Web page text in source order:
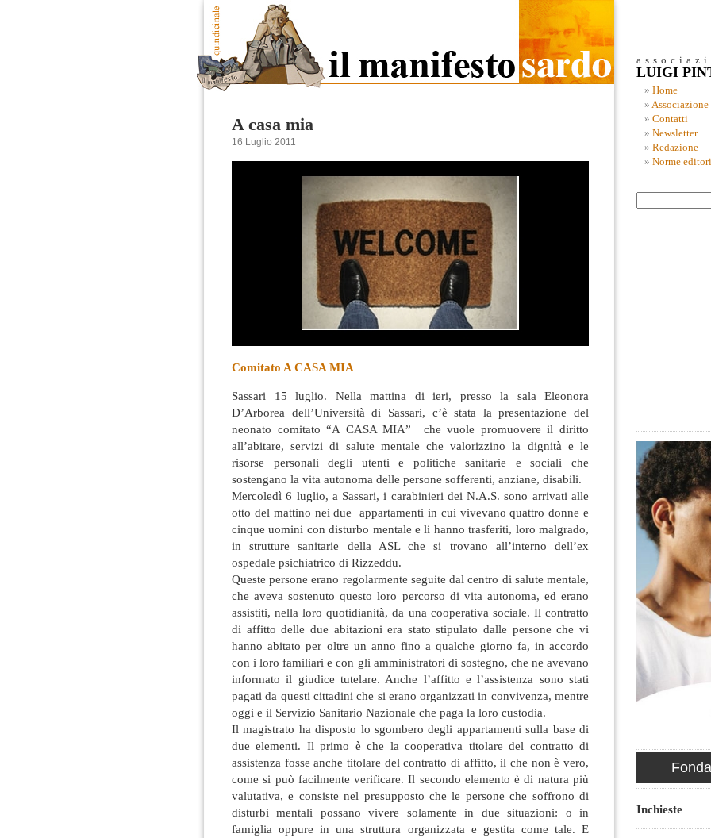
A casa mia
16 Luglio 2011
Comitato A CASA MIA
Sassari 15 luglio. Nella mattina di ieri, presso la sala Eleonora
D’Arborea dell’Università di Sassari, c’è stata la presentazione del
neonato comitato “A CASA MIA” che vuole promuovere il diritto
all’abitare, servizi di salute mentale che valorizzino la dignità e le
risorse personali degli utenti e politiche sanitarie e sociali che
sostengano la vita autonoma delle persone sofferenti, anziane, disabili.
Mercoledì 6 luglio, a Sassari, i carabinieri dei N.A.S. sono arrivati alle
otto del mattino nei due appartamenti in cui vivevano quattro donne e
cinque uomini con disturbo mentale e li hanno trasferiti, loro malgrado,
in strutture sanitarie della ASL che si trovano all’interno dell’ex
ospedale psichiatrico di Rizzeddu.
Queste persone erano regolarmente seguite dal centro di salute mentale,
che aveva sostenuto questo loro percorso di vita autonoma, ed erano
assistiti, nella loro quotidianità, da una cooperativa sociale. Il contratto
di affitto delle due abitazioni era stato stipulato dalle persone che vi
hanno abitato per oltre un anno fino a qualche giorno fa, in accordo
con i loro familiari e con gli amministratori di sostegno, che ne avevano
informato il giudice tutelare. Anche l’affitto e l’assistenza sono stati
pagati da questi cittadini che si erano organizzati in convivenza, mentre
oggi e il Servizio Sanitario Nazionale che paga la loro custodia.
Il magistrato ha disposto lo sgombero degli appartamenti sulla base di
due elementi. Il primo è che la cooperativa titolare del contratto di
assistenza fosse anche titolare del contratto di affitto, il che non è vero,
come si può facilmente verificare. Il secondo elemento è di natura più
valutativa, e consiste nel presupposto che le persone che soffrono di
disturbi mentali possano vivere solamente in due situazioni: o in
famiglia oppure in una struttura organizzata e gestita come tale. E
LUIGI
Home
Associazione
Contatti
Newsletter
Redazione
Norme
Inchieste